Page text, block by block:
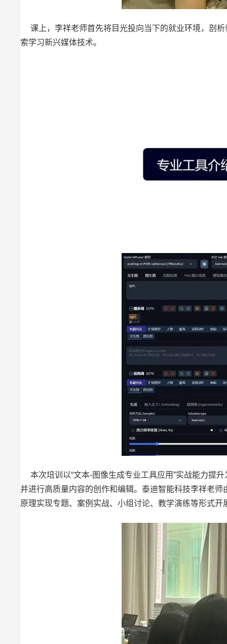
课上，李祥老师首先将目光投向当下的就业环境，剖
索学习新兴媒体技术。
本次培训以“文本-图像生成专业工具应用”实战能力提
并进行高质量内容的创作和编辑。泰迪智能科技李祥老
原理实现专题、案例实战、小组讨论、教学演练等形式开